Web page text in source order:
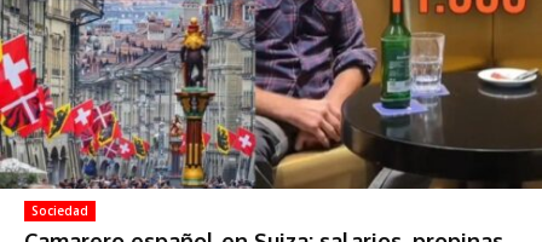
Sociedad